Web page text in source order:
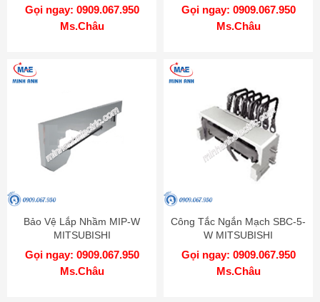
Gọi ngay: 0909.067.950
Ms.Châu
Mitsubishi
Gọi ngay: 0909.067.950
Ms.Châu
Bảo Vệ Lắp Nhầm MIP-W
MITSUBISHI
Gọi ngay: 0909.067.950
Ms.Châu
Công Tắc Ngắn Mạch SBC-5-
W MITSUBISHI
Gọi ngay: 0909.067.950
Ms.Châu